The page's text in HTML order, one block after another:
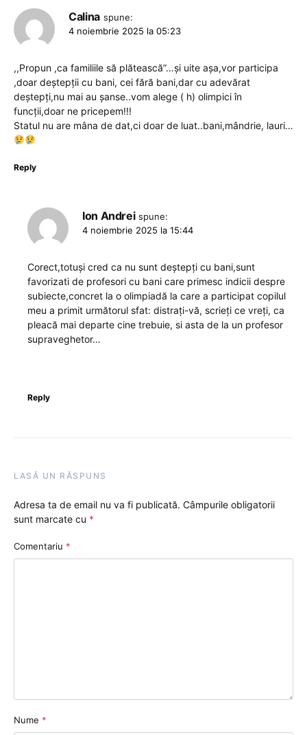
Calina spune:
4 noiembrie 2025 la 05:23
,,Propun ,ca familiile să plătească”…și uite așa,vor participa
,doar deștepții cu bani, cei fără bani,dar cu adevărat
deștepți,nu mai au șanse..vom alege ( h) olimpici în
funcții,doar ne pricepem!!!
Statul nu are mâna de dat,ci doar de luat..bani,mândrie, lauri…
Reply
Ion Andrei spune:
4 noiembrie 2025 la 15:44
Corect,totuși cred ca nu sunt deștepți cu bani,sunt
favorizati de profesori cu bani care primesc indicii despre
subiecte,concret la o olimpiadă la care a participat copilul
meu a primit următorul sfat: distrați-vă, scrieți ce vreți, ca
pleacă mai departe cine trebuie, si asta de la un profesor
supraveghetor…
Reply
LASĂ UN RĂSPUNS
Adresa ta de email nu va fi publicată. Câmpurile obligatorii
sunt marcate cu *
Comentariu *
Nume *